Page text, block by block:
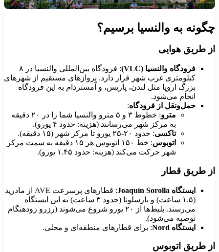
به والنسیا برسیم؟
طریق هوایی
فرودگاه والنسیا (VLC)
: فرودگاه بین‌المللی والنسیا در ۸
کیلومتری غرب شهر قرار دارد. پروازهای مستقیم از شهرهای
بزرگ اروپا مثل لندن، پاریس، و آمستردام به این فرودگاه
انجام می‌شود.
حمل‌ونقل از فرودگاه:
مترو
: خطوط ۳ و ۵ مترو والنسیا شما را در ۲۰ دقیقه
به مرکز شهر می‌رسانند (هزینه: حدود ۴ یورو).
تاکسی: حدود ۲۰-۲۵ یورو تا مرکز شهر (۱۵ دقیقه).
اتوبوس
: خط ۱۵۰ اتوبوس هر ۱۵ دقیقه به سمت مرکز
شهر حرکت می‌کند (هزینه: حدود ۱.۴۵ یورو).
طریق قطار
ایستگاه Joaquín Sorolla
: قطارهای پرسرعت AVE از مادرید
(۱.۵ ساعت) و بارسلونا (حدود ۳ ساعت) به این ایستگاه
می‌رسند. بلیط‌ها از ۲۰ یورو شروع می‌شوند (رزرو زودهنگام
توصیه می‌شود).
ایستگاه Nord
: برای قطارهای منطقه‌ای و محلی.
طریق اتوبوس